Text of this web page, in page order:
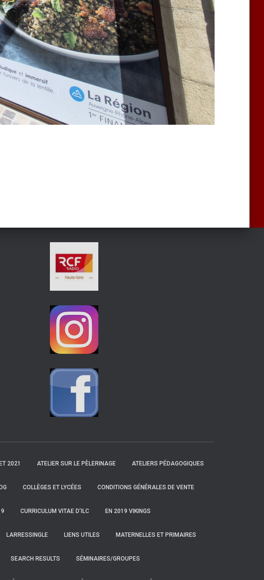
2021 ATELIER SUR LE PÈLERINAGE ATELIERS PÉDAGOGIQUES
COLLÈGES ET LYCÉES CONDITIONS GÉNÉRALES DE VENTE
CURRICULUM VITAE D’ILC EN 2019 VIKINGS
LARRESSINGLE LIENS UTILES MATERNELLES ET PRIMAIRES
SEARCH RESULTS SÉMINAIRES/GROUPES